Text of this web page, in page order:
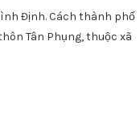
Định. Cách thành phố
Tân Phụng, thuộc xã